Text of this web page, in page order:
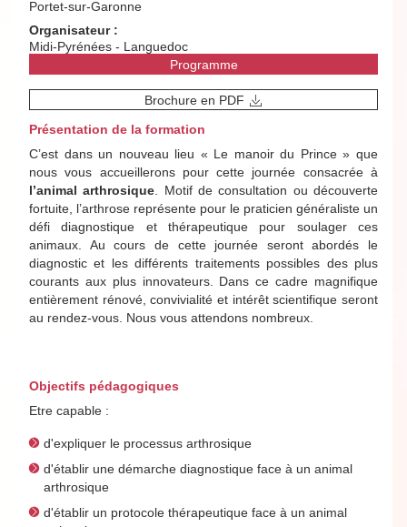
Portet-sur-Garonne
Organisateur :
Midi-Pyrénées - Languedoc
Programme
Brochure en PDF
Présentation de la formation
C’est dans un nouveau lieu « Le manoir du Prince » que
nous vous accueillerons pour cette journée consacrée à
l’animal arthrosique . Motif de consultation ou décou­verte
fortuite, l’arthrose représente pour le praticien généraliste un
défi diagnostique et thérapeutique pour soulager ces
animaux. Au cours de cette journée seront abordés le
diagnostic et les différents traitements pos­sibles des plus
courants aux plus innovateurs. Dans ce cadre magnifique
entièrement rénové, convivialité et intérêt scientifique seront
au rendez-vous. Nous vous attendons nombreux.
Objectifs pédagogiques
Etre capable :
d'expliquer le processus arthrosique
d'établir une démarche diagnostique face à un animal
arthrosique
d'établir un protocole thérapeutique face à un animal